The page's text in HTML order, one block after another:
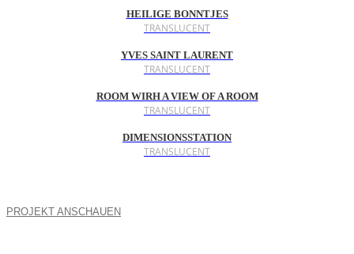
HEILIGE BONNTJES
TRANSLUCENT
YVES SAINT LAURENT
TRANSLUCENT
ROOM WIRH A VIEW OF A ROOM
TRANSLUCENT
DIMENSIONSSTATION
TRANSLUCENT
PROJEKT ANSCHAUEN